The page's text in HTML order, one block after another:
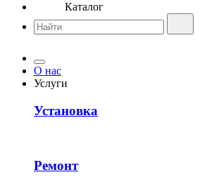
Каталог
О нас
Услуги
Установка
Ремонт